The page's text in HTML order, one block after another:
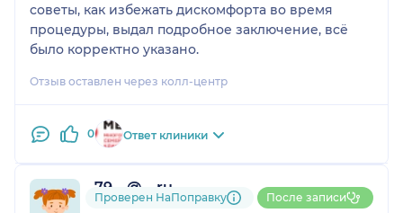
советы, как избежать дискомфорта во время
процедуры, выдал подробное заключение, всё
было корректно указано.
Отзыв оставлен через колл-центр
0 Ответ клиники
79....@....ru
7 отзывов
Проверен НаПоправку После записи